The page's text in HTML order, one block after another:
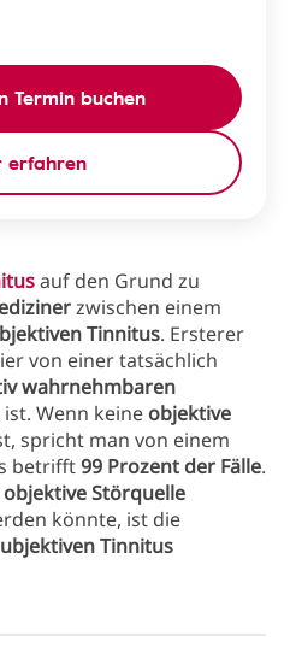
Termin buchen
erfahren
auf den Grund zu
zwischen einem
Tinnitus. Ersterer
von einer tatsächlich
wahrnehmbaren
Wenn keine objektive
spricht man von einem
betrifft99 Prozent der Fälle.
objektive Störquelle
könnte, ist die
Tinnitus